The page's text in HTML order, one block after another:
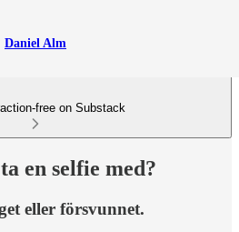
Daniel Alm
free on Substack
en selfie med?
eller försvunnet.